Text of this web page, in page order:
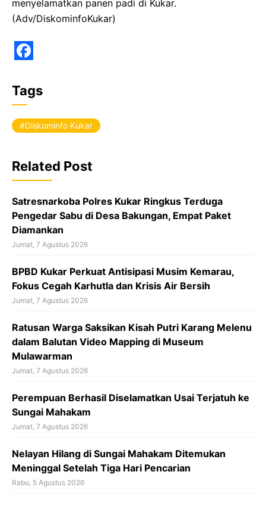
menyelamatkan panen padi di Kukar.
(Adv/DiskominfoKukar)
a
c
e
o
o
k
Tags
Diskominfo Kukar
Related Post
Satresnarkoba Polres Kukar Ringkus Terduga
Pengedar Sabu di Desa Bakungan, Empat Paket
Diamankan
Jumat, 7 Agustus 2026
BPBD Kukar Perkuat Antisipasi Musim Kemarau,
Fokus Cegah Karhutla dan Krisis Air Bersih
Jumat, 7 Agustus 2026
Ratusan Warga Saksikan Kisah Putri Karang Melenu
dalam Balutan Video Mapping di Museum
Mulawarman
Jumat, 7 Agustus 2026
Perempuan Berhasil Diselamatkan Usai Terjatuh ke
Sungai Mahakam
Jumat, 7 Agustus 2026
Nelayan Hilang di Sungai Mahakam Ditemukan
Meninggal Setelah Tiga Hari Pencarian
Rabu, 5 Agustus 2026